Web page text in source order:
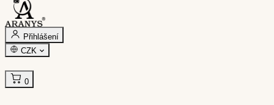
Přihlášení
CZK
0